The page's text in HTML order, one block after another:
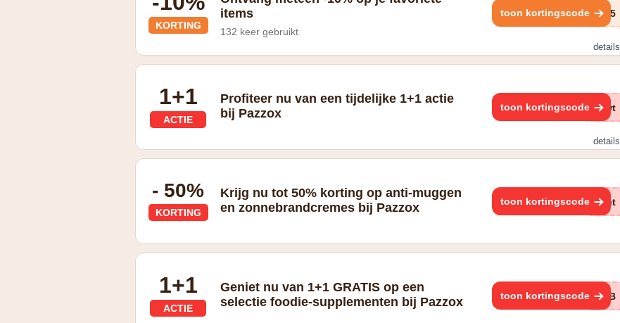
KORTING
items
132 keer gebruikt
toon kortingscode MO5
details
1+1
ACTIE
Profiteer nu van een tijdelijke 1+1 actie
bij Pazzox
toon kortingscode zwt
details
- 50%
KORTING
Krijg nu tot 50% korting op anti-muggen
en zonnebrandcremes bij Pazzox
toon kortingscode Act
1+1
ACTIE
Geniet nu van 1+1 GRATIS op een
selectie foodie-supplementen bij Pazzox
toon kortingscode rdB